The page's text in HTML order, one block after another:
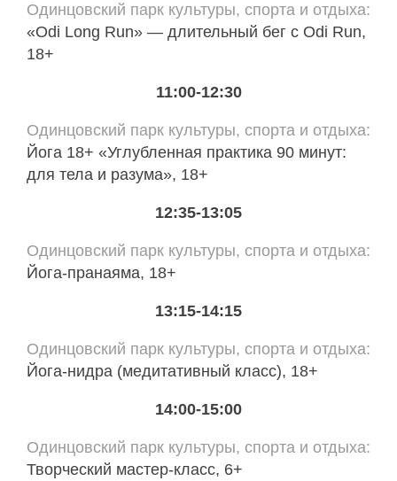
Одинцовский парк культуры, спорта и отдыха
«Odi Long Run» — длительный бег с Odi Run,
18+
11:00-12:30
Одинцовский парк культуры, спорта и отдыха
Йога 18+ «Углубленная практика 90 минут:
для тела и разума», 18+
12:35-13:05
Одинцовский парк культуры, спорта и отдыха
Йога-пранаяма, 18+
13:15-14:15
Одинцовский парк культуры, спорта и отдыха
Йога-нидра (медитативный класс), 18+
14:00-15:00
Одинцовский парк культуры, спорта и отдыха
Творческий мастер-класс, 6+